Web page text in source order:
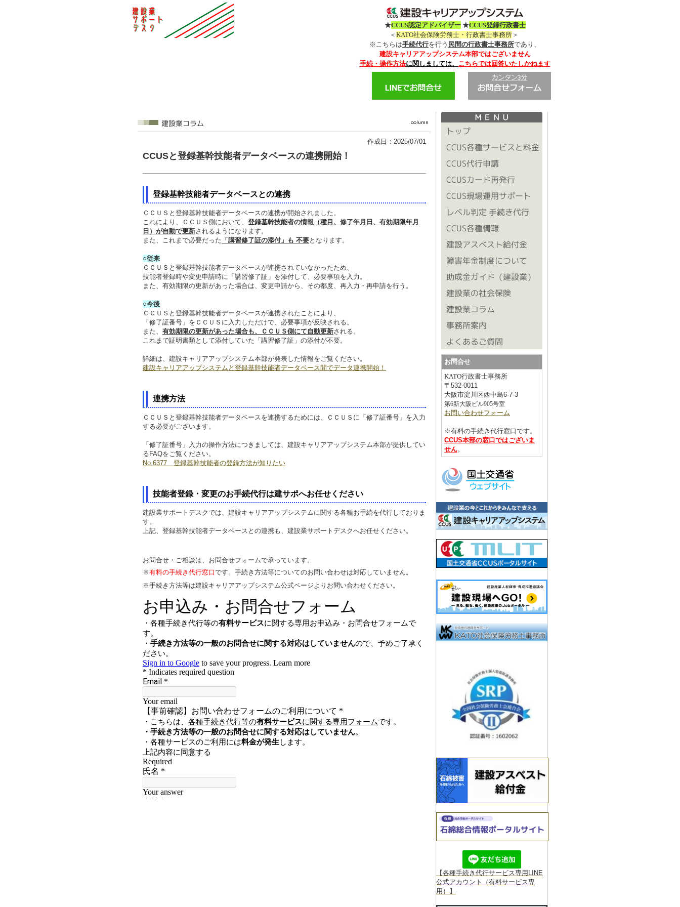
★CCUS認定アドバイザー★CCUS登録行政書士
＜ KATO社会保険労務士・行政書士事務所 ＞
※こちらは手続代行を行う 民間の行政書士事務所であり、
建設キャリアアップシステム本部ではございません
手続・操作方法に関しましては、 こちらでは回答いたしかねます
作成日：2025/07/01
CCUSと登録基幹技能者データベースの連携開始！
登録基幹技能者データベースとの連携
ＣＣＵＳと登録基幹技能者データベースの連携が開始されました。
これにより、ＣＣＵＳ側において、 登録基幹技能者の情報（種目、修了年月日、有効期限年月
日）が自動で更新されるようになります。
また、これまで必要だった 「講習修了証の添付」も 不要となります。
○従来
ＣＣＵＳと登録基幹技能者データベースが連携されていなかったため、
技能者登録時や変更申請時に「講習修了証」を添付して、必要事項を入力。
また、有効期限の更新があった場合は、変更申請から、その都度、再入力・再申請を行う。
○今後
ＣＣＵＳと登録基幹技能者データベースが連携されたことにより、
「修了証番号」をＣＣＵＳに入力しただけで、必要事項が反映される。
また、 有効期限の更新があった場合も、ＣＣＵＳ側にて自動更新される。
これまで証明書類として添付していた「講習修了証」の添付が不要。
詳細は、建設キャリアアップシステム本部が発表した情報をご覧ください。
建設キャリアアップシステムと登録基幹技能者データベース間でデータ連携開始！
連携方法
ＣＣＵＳと登録基幹技能者データベースを連携するためには、ＣＣＵＳに「修了証番号」を入力
する必要がございます。
「修了証番号」入力の操作方法につきましては、建設キャリアアップシステム本部が提供してい
るFAQをご覧ください。
No.6377 登録基幹技能者の登録方法が知りたい
技能者登録・変更のお手続代行は建サポへお任せください
建設業サポートデスクでは、建設キャリアアップシステムに関する各種お手続を代行しておりま
す。
上記、登録基幹技能者データベースとの連携も、建設業サポートデスクへお任せください。
お問合せ・ご相談は、お問合せフォームで承っています。
※有料の手続き代行窓口です。手続き方法等についてのお問い合わせは対応していません。
※手続き方法等は建設キャリアアップシステム公式ページよりお問い合わせください。
お問合せ
KATO行政書士事務所
〒 532-0011
大阪市淀川区西中島6-7-3
第6新大阪ビル905号室
お問い合わせフォーム
※有料の手続き代行窓口です。
CCUS本部の窓口ではございま
せん。
【各種手続き代行サービス専用LINE
公式アカウント（有料サービス専
用）】